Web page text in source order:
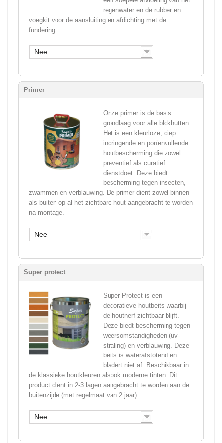
regenwater en de rubber en
voegkit voor de aansluiting en afdichting met de
fundering.
Nee
Primer
Onze primer is de basis
grondlaag voor alle blokhutten.
Het is een kleurloze, diep
indringende en porïenvullende
houtbescherming die zowel
preventief als curatief
dienstdoet. Deze biedt
bescherming tegen insecten,
zwammen en verblauwing. De primer dient zowel binnen
als buiten op al het zichtbare hout aangebracht te worden
na montage.
Nee
Super protect
Super Protect is een
decoratieve houtbeits waarbij
de houtnerf zichtbaar blijft.
Deze biedt bescherming tegen
weersomstandigheden (uv-
straling) en verblauwing. Deze
beits is waterafstotend en
bladert niet af. Beschikbaar in
de klassieke houtkleuren alsook moderne tinten. Dit
product dient in 2-3 lagen aangebracht te worden aan de
buitenzijde (met regelmaat van 2 jaar).
Nee